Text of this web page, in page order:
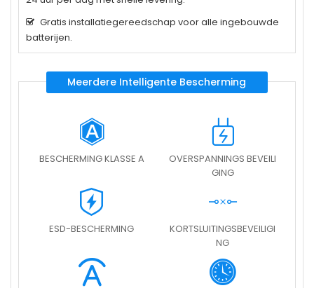
Gratis installatiegereedschap voor alle ingebouwde
batterijen.
Meerdere Intelligente Bescherming
BESCHERMING KLASSE A
OVERSPANNINGS BEVEILI
GING
ESD-BESCHERMING
KORTSLUITINGSBEVEILIGI
NG